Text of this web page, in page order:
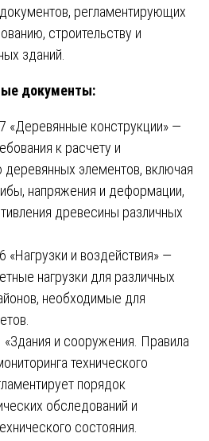
регламентирующих
строительству и
зданий.
документы:
«Деревянные конструкции» —
к расчету и
деревянных элементов, включая
напряжения и деформации,
древесины различных
и воздействия» —
нагрузки для различных
необходимые для
и сооружения. Правила
технического
порядок
обследований и
состояния.